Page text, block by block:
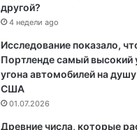
другой?
4 недели ago
Исследование показало,
Портленде самый высокий
угона автомобилей на
США
01.07.2026
Древние числа, которые